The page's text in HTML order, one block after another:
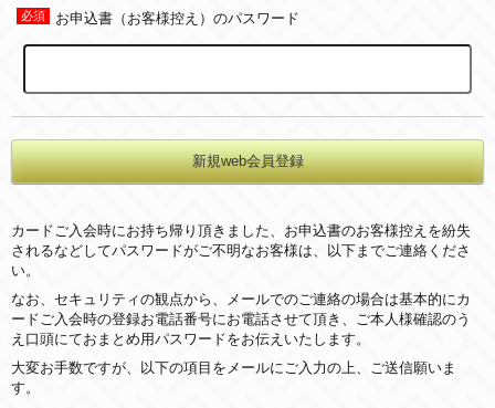
お申込書（お客様控え）のパスワード
カードご入会時にお持ち帰り頂きました、お申込書のお客様控えを紛失
されるなどしてパスワードがご不明なお客様は、以下までご連絡くださ
い。
なお、セキュリティの観点から、メールでのご連絡の場合は基本的にカ
ードご入会時の登録お電話番号にお電話させて頂き、ご本人様確認のう
え口頭にておまとめ用パスワードをお伝えいたします。
大変お手数ですが、以下の項目をメールにご入力の上、ご送信願いま
す。